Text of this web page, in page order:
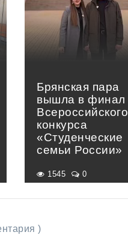
Брянская пара
вышла в финал
Всероссийского
конкурса
«Студенческие
семьи России»
1545 0
)